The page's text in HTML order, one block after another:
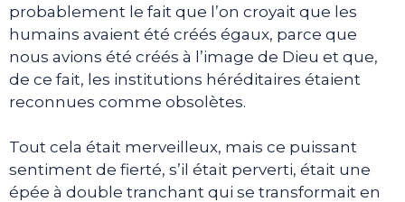
probablement le fait que l’on croyait que les
humains avaient été créés égaux, parce que
nous avions été créés à l’image de Dieu et que,
de ce fait, les institutions héréditaires étaient
reconnues comme obsolètes.
Tout cela était merveilleux, mais ce puissant
sentiment de fierté, s’il était perverti, était une
épée à double tranchant qui se transformait en